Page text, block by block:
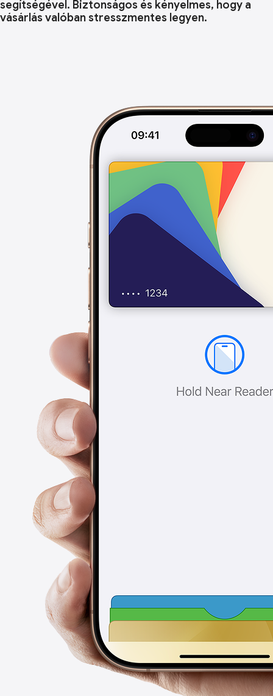
segítségével. Biztonságos és kényelmes, hogy a
vásárlás valóban stresszmentes legyen.